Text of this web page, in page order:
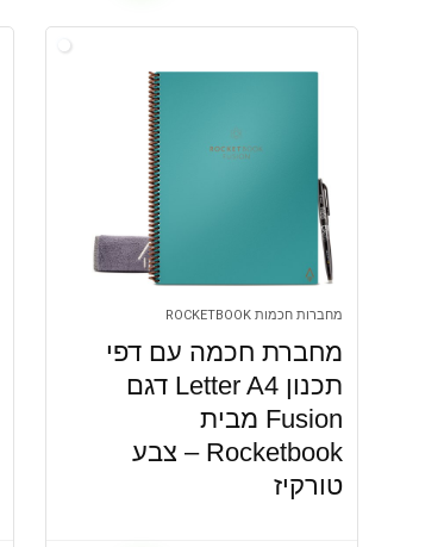
מחברות חכמות ROCKETBOOK
מחברת חכמה עם דפי
תכנון Letter A4 דגם
Fusion מבית
Rocketbook – צבע
טורקיז